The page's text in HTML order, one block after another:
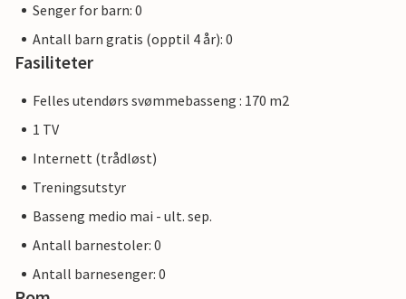
Senger for barn: 0
Antall barn gratis (opptil 4 år): 0
Fasiliteter
Felles utendørs svømmebasseng : 170 m2
1 TV
Internett (trådløst)
Treningsutstyr
Basseng medio mai - ult. sep.
Antall barnestoler: 0
Antall barnesenger: 0